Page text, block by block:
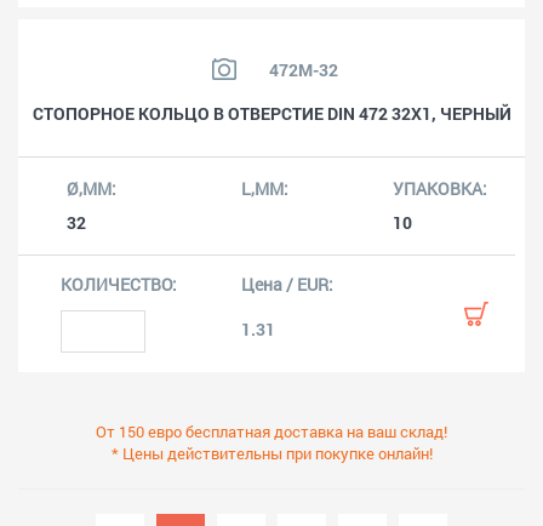
472M-32
СТОПОРНОЕ КОЛЬЦО В ОТВЕРСТИЕ DIN 472 32X1, ЧЕРНЫЙ
32 10
1.31
От 150 евро бесплатная доставка на ваш склад!
* Цены действительны при покупке онлайн!